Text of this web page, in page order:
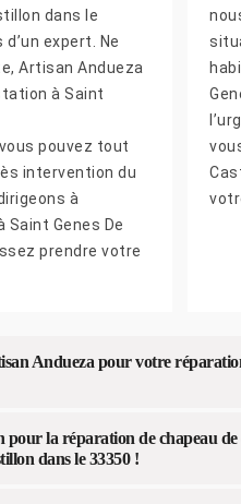
dans le
expert. Ne
Artisan Andueza
à Saint
pouvez tout
intervention du
à
Saint Genes De
prendre votre
Andueza pour votre
pour la réparation de chapeau
dans le 33350 !